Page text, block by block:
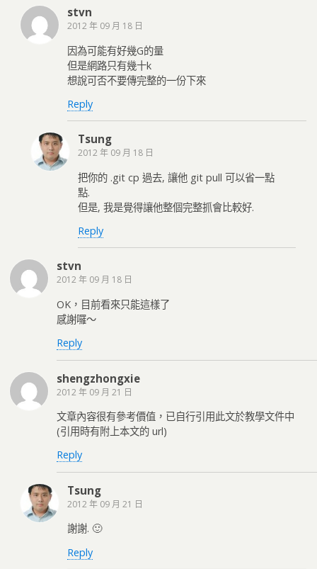
stvn
2012 年 09 月 18 日
因為可能有好幾G的量
但是網路只有幾十k
想說可否不要傳完整的一份下來
Reply
Tsung
2012 年 09 月 18 日
把你的 .git cp 過去, 讓他 git pull 可以省一點
點.
但是, 我是覺得讓他整個完整抓會比較好.
Reply
stvn
2012 年 09 月 18 日
OK，目前看來只能這樣了
感謝囉～
Reply
shengzhongxie
2012 年 09 月 21 日
文章內容很有參考價值，已自行引用此文於教學文件中
(引用時有附上本文的 url)
Reply
Tsung
2012 年 09 月 21 日
謝謝. 🙂
Reply